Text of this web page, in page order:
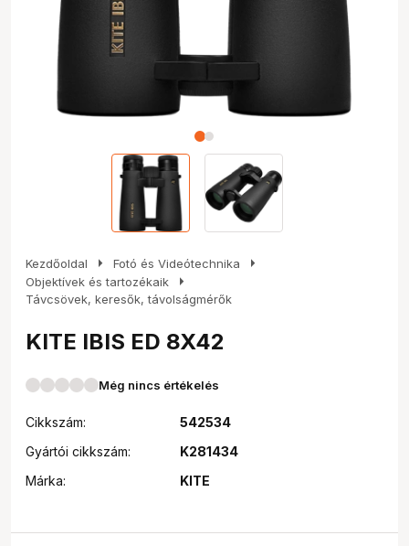
Kezdőoldal arrow_right Fotó és Videótechnika arrow_right
Objektívek és tartozékaik arrow_right
Távcsövek, keresők, távolságmérők
KITE IBIS ED 8X42
Még nincs értékelés
Cikkszám:
542534
Gyártói cikkszám:
K281434
Márka:
KITE